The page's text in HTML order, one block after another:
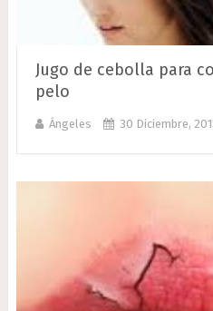
Jugo de cebolla para
pelo
Ángeles 30 Diciembre,